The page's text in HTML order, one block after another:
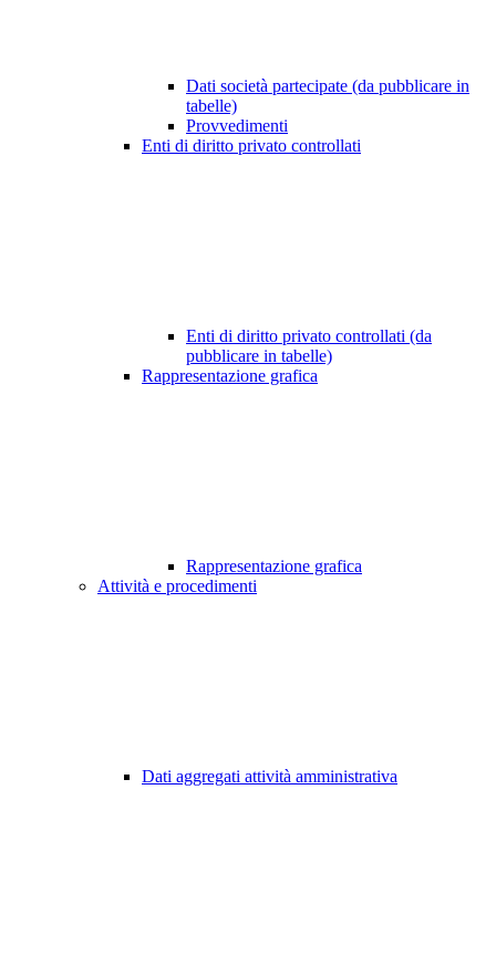
Dati società partecipate (da pubblicare in
tabelle)
Provvedimenti
Enti di diritto privato controllati
Enti di diritto privato controllati (da
pubblicare in tabelle)
Rappresentazione grafica
Rappresentazione grafica
Attività e procedimenti
Dati aggregati attività amministrativa